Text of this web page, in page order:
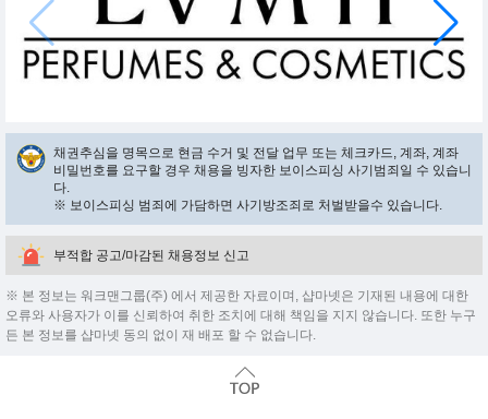
채권추심을 명목으로 현금 수거 및 전달 업무 또는 체크카드, 계좌, 계좌
비밀번호를 요구할 경우 채용을 빙자한 보이스피싱 사기범죄일 수 있습니
다.
※ 보이스피싱 범죄에 가담하면 사기방조죄로 처벌받을수 있습니다.
부적합 공고/마감된 채용정보 신고
※ 본 정보는 워크맨그룹(주) 에서 제공한 자료이며, 샵마넷은 기재된 내용에 대한
오류와 사용자가 이를 신뢰하여 취한 조치에 대해 책임을 지지 않습니다. 또한 누구
든 본 정보를 샵마넷 동의 없이 재 배포 할 수 없습니다.